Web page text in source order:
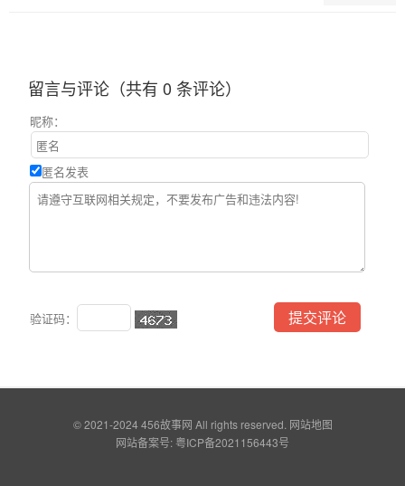
留言与评论（共有 0 条评论）
昵称：
匿名发表
验证码：
© 2021-2024 456故事网 All rights reserved. 网站地图
网站备案号: 粤ICP备2021156443号